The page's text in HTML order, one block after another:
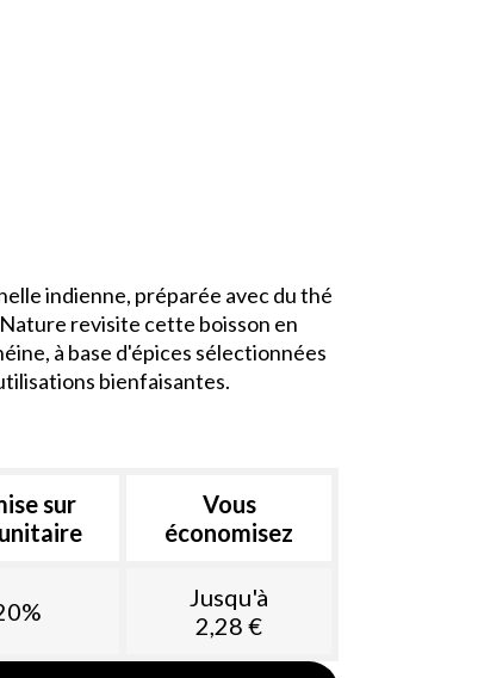
indienne, préparée avec du thé
revisite cette boisson en
à base d'épices sélectionnées
bienfaisantes.
sur
Vous
économisez
Jusqu'à
2,28 €